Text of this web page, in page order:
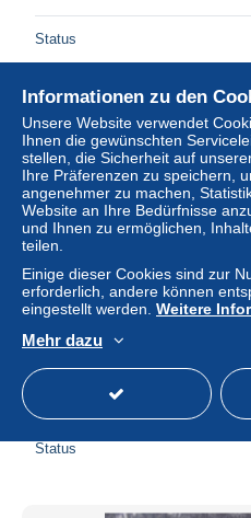
Status
Vintage postcard
Status
Informationen zu den
Unsere Website verwendet
Ihnen die gewünschten
stellen, die Sicherheit auf
Ihre Präferenzen zu speichern,
angenehmer zu machen,
Website an Ihre Bedürfnisse
und Ihnen zu ermöglichen,
teilen.
Einige dieser Cookies sind zur
erforderlich, andere können
eingestellt werden. Weitere
Mehr dazu